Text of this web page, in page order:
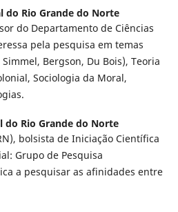
do Rio Grande do Norte
do Departamento de Ciências
pela pesquisa em temas
Bergson, Du Bois), Teoria
Sociologia da Moral,
do Rio Grande do Norte
bolsista de Iniciação Científica
Grupo de Pesquisa
a pesquisar as afinidades entre